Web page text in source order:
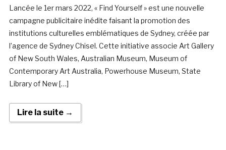
Lancée le 1er mars 2022, « Find Yourself » est une nouvelle
campagne publicitaire inédite faisant la promotion des
institutions culturelles emblématiques de Sydney, créée par
l’agence de Sydney Chisel. Cette initiative associe Art Gallery
of New South Wales, Australian Museum, Museum of
Contemporary Art Australia, Powerhouse Museum, State
Library of New […]
Lire la suite →